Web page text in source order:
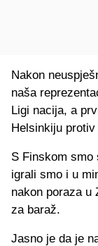
Nakon
naša
Ligi nacija, a
Helsinkiju protiv
S Finskom smo
igrali smo i u
nakon poraza u
za baraž.
Jasno je da je